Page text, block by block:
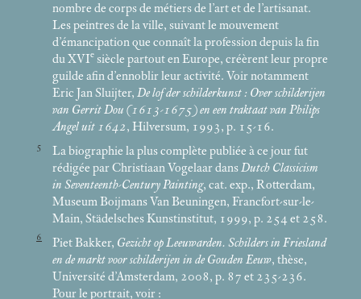
nombre de corps de métiers de l’art et de l’artisanat.
Les peintres de la ville, suivant le mouvement
d’émancipation que connaît la profession depuis la fin
du XVIe siècle partout en Europe, créèrent leur propre
guilde afin d’ennoblir leur activité. Voir notamment
Eric Jan Sluijter, De lof der schilderkunst : Over schilderijen
van Gerrit Dou (1613-1675) en een traktaat van Philips
Angel uit 1642, Hilversum, 1993, p. 15-16.
5
La biographie la plus complète publiée à ce jour fut
rédigée par Christiaan Vogelaar dansDutch Classicism
in Seventeenth-Century Painting, cat. exp., Rotterdam,
Museum Boijmans Van Beuningen, Francfort-sur-le-
Main, Städelsches Kunstinstitut, 1999, p. 254 et 258.
6 Piet Bakker, Gezicht op Leeuwarden. Schilders in Friesland
en de markt voor schilderijen in de Gouden Eeuw, thèse,
Université d’Amsterdam, 2008, p. 87 et 235-236.
Pour le portrait, voir :